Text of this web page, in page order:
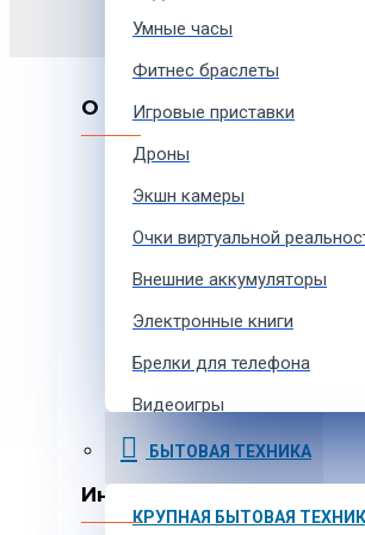
Умные часы
Фитнес браслеты
Игровые приставки
Дроны
Экшн камеры
Очки виртуальной
Внешние аккумуляторы
Электронные книги
Брелки для телефона
Видеоигры
Ремешки для умных часов
Аксессуары для экшн-
БЫТОВАЯ ТЕХНИКА
КРУПНАЯ БЫТОВАЯ
О компании
О нас
Наша команда
Сотрудничество
Контакты
Информация